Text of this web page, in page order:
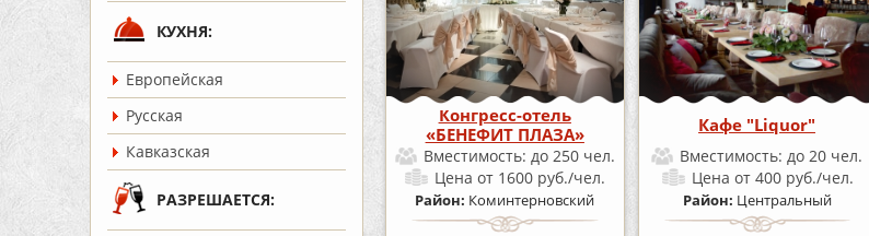
КУХНЯ:
Европейская
Русская
Кавказская
РАЗРЕШАЕТСЯ:
Конгресс-отель
«БЕНЕФИТ ПЛАЗА»
Вместимость: до 250 чел.
Ценаот 1600 руб./чел.
Район: Коминтерновский
Кафе "Liquor"
Вместимость: до 20 чел.
Цена от 400 руб./чел.
Район: Центральный